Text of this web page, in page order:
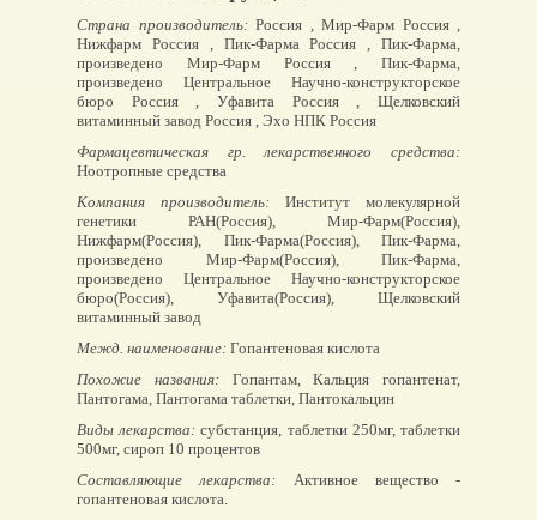
Страна производитель:Россия , Мир-Фарм Россия ,
Нижфарм Россия , Пик-Фарма Россия , Пик-Фарма,
произведено Мир-Фарм Россия , Пик-Фарма,
произведено Центральное Научно-конструкторское
бюро Россия , Уфавита Россия , Щелковский
витаминный завод Россия , Эхо НПК Россия
Фармацевтическая гр. лекарственного средства:
Ноотропные средства
Компания производитель: Институт молекулярной
генетики РАН(Россия), Мир-Фарм(Россия),
Нижфарм(Россия), Пик-Фарма(Россия), Пик-Фарма,
произведено Мир-Фарм(Россия), Пик-Фарма,
произведено Центральное Научно-конструкторское
бюро(Россия), Уфавита(Россия), Щелковский
витаминный завод
Межд. наименование: Гопантеновая кислота
Похожие названия:Гопантам, Кальция гопантенат,
Пантогама, Пантогама таблетки, Пантокальцин
Виды лекарства: субстанция, таблетки 250мг, таблетки
500мг, сироп 10 процентов
Составляющие лекарства: Активное вещество -
гопантеновая кислота.